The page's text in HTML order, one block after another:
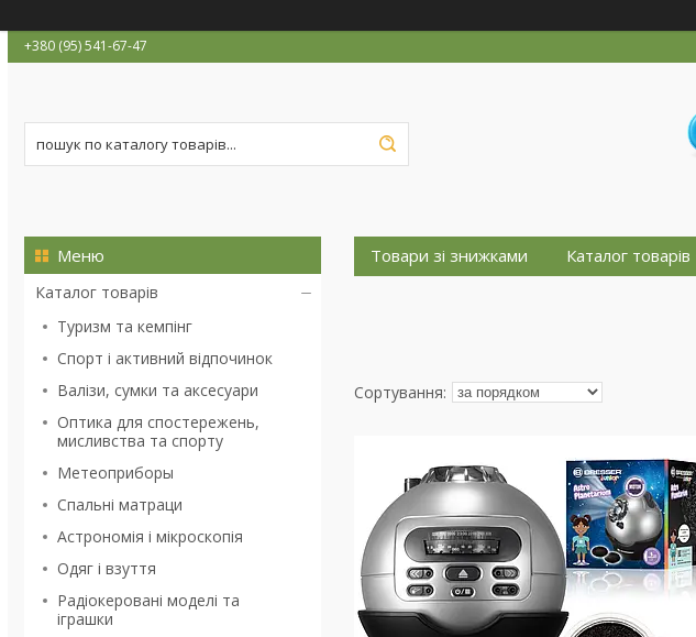
+380 (95) 541-67-47
Каталог товарів
Туризм та кемпінг
Спорт і активний відпочинок
Валізи, сумки та аксесуари
Оптика для спостережень,
мисливства та спорту
Метеоприборы
Спальні матраци
Астрономія і мікроскопія
Одяг і взуття
Радіокеровані моделі та
іграшки
Товари зі знижками Каталог товарів